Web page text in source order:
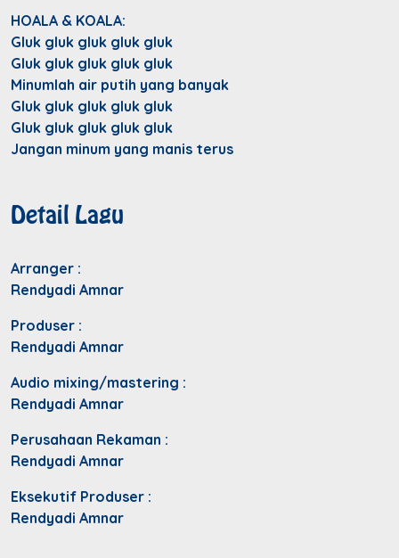
HOALA & KOALA:
Gluk gluk gluk gluk gluk
Gluk gluk gluk gluk gluk
Minumlah air putih yang banyak
Gluk gluk gluk gluk gluk
Gluk gluk gluk gluk gluk
Jangan minum yang manis terus
Detail Lagu
Arranger :
Rendyadi Amnar
Produser :
Rendyadi Amnar
Audio mixing/mastering :
Rendyadi Amnar
Perusahaan Rekaman :
Rendyadi Amnar
Eksekutif Produser :
Rendyadi Amnar